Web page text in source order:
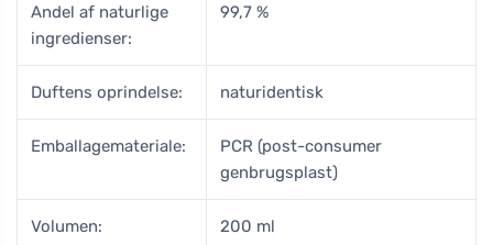
Andel af naturlige
ingredienser:
99,7 %
Duftens oprindelse: naturidentisk
Emballagemateriale:
PCR (post-consumer
genbrugsplast)
Volumen: 200 ml